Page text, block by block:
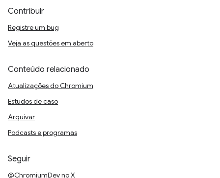
Contribuir
Registre um bug
Veja as questões em aberto
Conteúdo relacionado
Atualizações do Chromium
Estudos de caso
Arquivar
Podcasts e programas
Seguir
@ChromiumDev no X